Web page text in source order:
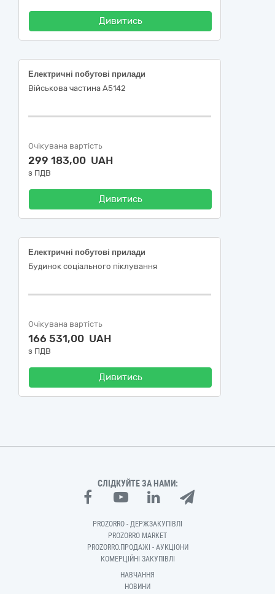
Дивитись
Електричні побутові прилади
Військова частина А5142
Очікувана вартість
299 183,00 UAH
з ПДВ
Дивитись
Електричні побутові прилади
Будинок соціального піклування
Очікувана вартість
166 531,00 UAH
з ПДВ
Дивитись
СЛІДКУЙТЕ ЗА НАМИ:
PROZORRO - ДЕРЖЗАКУПІВЛІ
PROZORRO MARKET
PROZORRO.ПРОДАЖІ - АУКЦІОНИ
КОМЕРЦІЙНІ ЗАКУПІВЛІ
НАВЧАННЯ
НОВИНИ